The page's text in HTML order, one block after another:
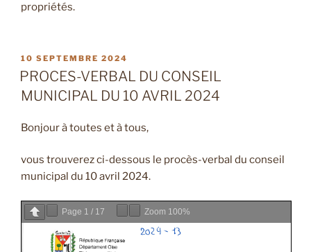
propriétés.
PUBLIÉ
LE
10 SEPTEMBRE 2024
PROCES-VERBAL DU CONSEIL
MUNICIPAL DU 10 AVRIL 2024
Bonjour à toutes et à tous,
vous trouverez ci-dessous le procès-verbal du conseil
municipal du 10 avril 2024.
Page 1 / 17 Zoom 100%